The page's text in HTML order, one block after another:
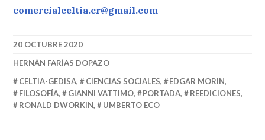
comercialceltia.cr@gmail.com
20 OCTUBRE 2020
HERNÁN FARÍAS DOPAZO
CELTIA-GEDISA, CIENCIAS SOCIALES, EDGAR MORIN,
FILOSOFÍA, GIANNI VATTIMO, PORTADA, REEDICIONES,
RONALD DWORKIN, UMBERTO ECO